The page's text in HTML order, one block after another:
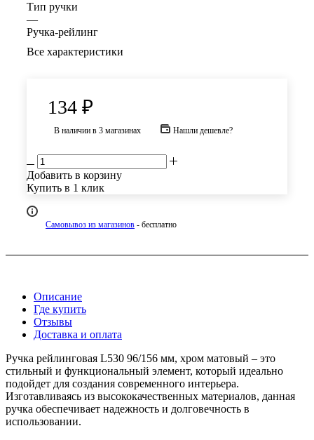
Тип ручки
—
Ручка-рейлинг
Все характеристики
134 ₽
В наличии в 3 магазинах Нашли дешевле?
Добавить в корзину
Купить в 1 клик
Самовывоз из магазинов - бесплатно
Описание
Где купить
Отзывы
Доставка и оплата
Ручка рейлинговая L530 96/156 мм, хром матовый – это
стильный и функциональный элемент, который идеально
подойдет для создания современного интерьера.
Изготавливаясь из высококачественных материалов, данная
ручка обеспечивает надежность и долговечность в
использовании.